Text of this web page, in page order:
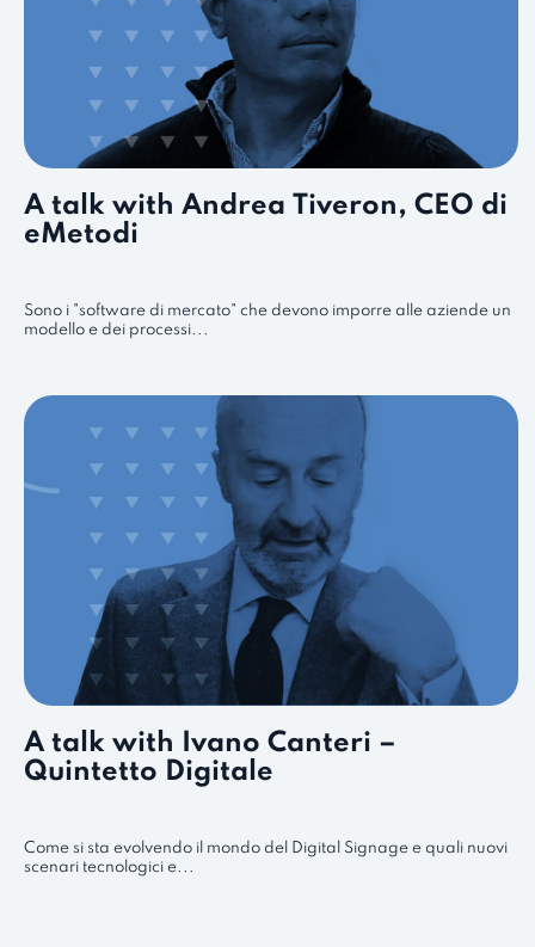
A talk with Andrea Tiveron, CEO di
eMetodi
Sono i "software di mercato" che devono imporre alle aziende un
modello e dei processi...
A talk with Ivano Canteri –
Quintetto Digitale
Come si sta evolvendo il mondo del Digital Signage e quali nuovi
scenari tecnologici e...